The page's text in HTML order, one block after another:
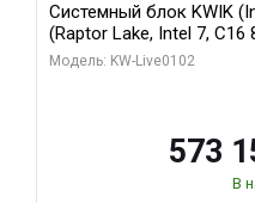
Системный блок KWIK
(Raptor Lake, Intel 7,
модуля)/ Afox RTX4090
Модель: KW-Live0102
573
В